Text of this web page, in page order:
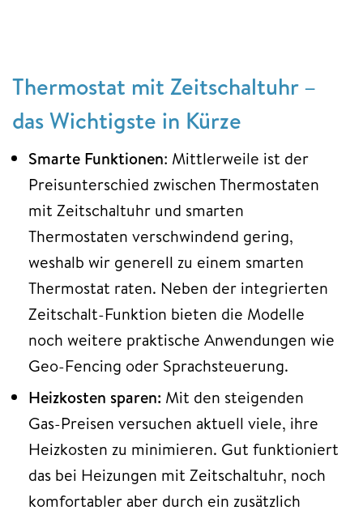
Thermostat mit Zeitschaltuhr –
das Wichtigste in Kürze
Smarte Funktionen: Mittlerweile ist der
Preisunterschied zwischen Thermostaten
mit Zeitschaltuhr und smarten
Thermostaten verschwindend gering,
weshalb wir generell zu einem smarten
Thermostat raten. Neben der integrierten
Zeitschalt-Funktion bieten die Modelle
noch weitere praktische Anwendungen wie
Geo-Fencing oder Sprachsteuerung.
Heizkosten sparen: Mit den steigenden
Gas-Preisen versuchen aktuell viele, ihre
Heizkosten zu minimieren. Gut funktioniert
das bei Heizungen mit Zeitschaltuhr, noch
komfortabler aber durch ein zusätzlich